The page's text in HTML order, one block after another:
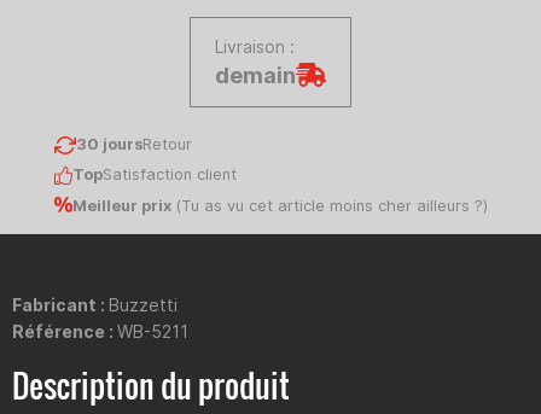
Livraison :
demain
30 joursRetour
TopSatisfaction client
Meilleur prix(Tu as vu cet article moins cher ailleurs ?)
Fabricant : Buzzetti
Référence : WB-5211
Description du produit